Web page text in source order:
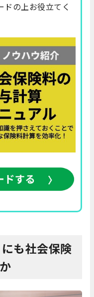
の上お役立てく
も社会保険